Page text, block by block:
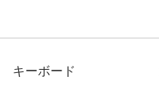
キーボード